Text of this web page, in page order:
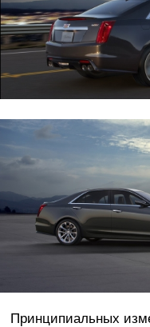
Принципиальных